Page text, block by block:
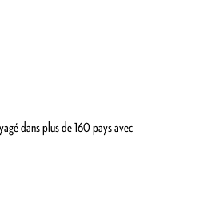
dans plus de 160 pays avec